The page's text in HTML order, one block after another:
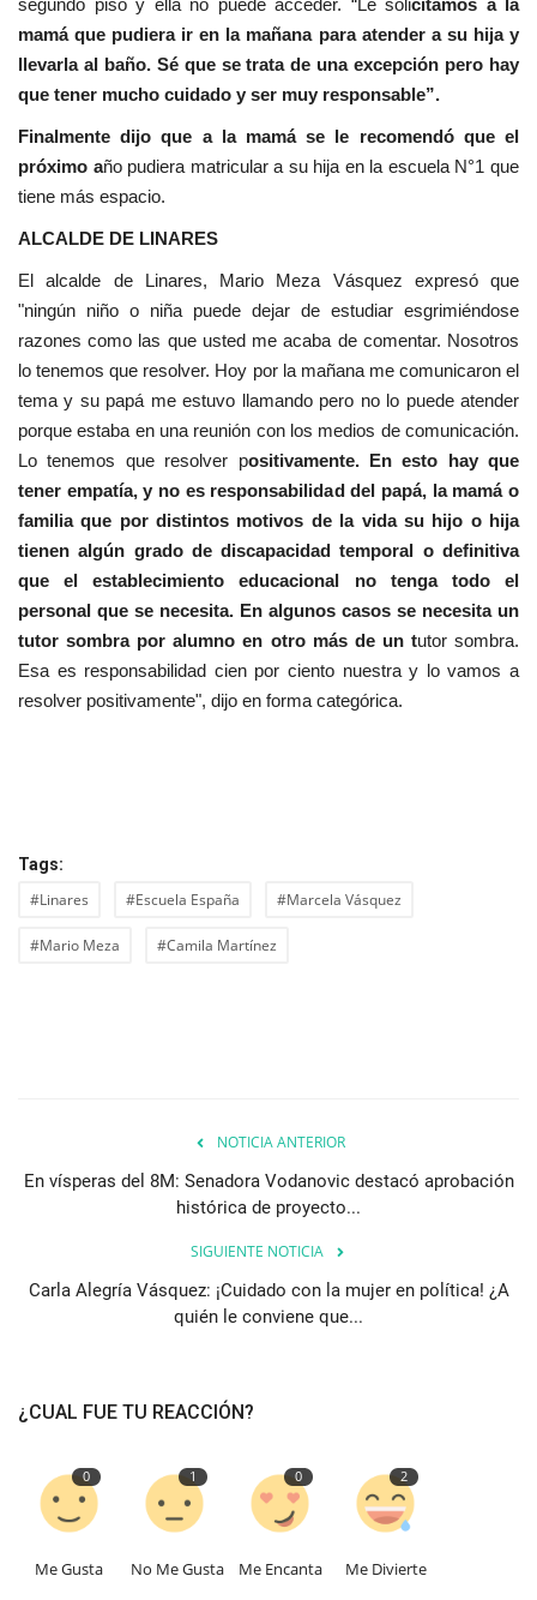
segundo piso y ella no puede acceder. “Le solicitamos a la
mamá que pudiera ir en la mañana para atender a su hija y
llevarla al baño. Sé que se trata de una excepción pero hay
que tener mucho cuidado y ser muy responsable”.
Finalmente dijo que a la mamá se le recomendó que el
próximo año pudiera matricular a su hija en la escuela N°1 que
tiene más espacio.
ALCALDE DE LINARES
El alcalde de Linares, Mario Meza Vásquez expresó que
"ningún niño o niña puede dejar de estudiar esgrimiéndose
razones como las que usted me acaba de comentar. Nosotros
lo tenemos que resolver. Hoy por la mañana me comunicaron el
tema y su papá me estuvo llamando pero no lo puede atender
porque estaba en una reunión con los medios de comunicación.
Lo tenemos que resolver positivamente. En esto hay que
tener empatía, y no es responsabilidad del papá, la mamá o
familia que por distintos motivos de la vida su hijo o hija
tienen algún grado de discapacidad temporal o definitiva
que el establecimiento educacional no tenga todo el
personal que se necesita. En algunos casos se necesita un
tutor sombra por alumno en otro más de un tutor sombra.
Esa es responsabilidad cien por ciento nuestra y lo vamos a
resolver positivamente", dijo en forma categórica.
Tags:
#Linares #Escuela España #Marcela Vásquez
#Mario Meza #Camila Martínez
NOTICIA ANTERIOR
En vísperas del 8M: Senadora Vodanovic destacó aprobación
histórica de proyecto...
SIGUIENTE NOTICIA
Carla Alegría Vásquez: ¡Cuidado con la mujer en política! ¿A
quién le conviene que...
¿CUAL FUE TU REACCIÓN?
0
Me Gusta
1
No Me Gusta
0
Me Encanta
2
Me Divierte